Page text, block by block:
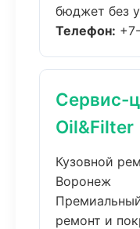
бюджет без
Телефон:
Сервис-
Oil&Filter
Кузовной
Воронеж
ремонт и